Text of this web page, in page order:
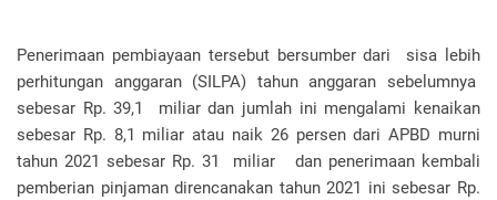
Penerimaan pembiayaan tersebut bersumber dari sisa lebih
perhitungan anggaran (SILPA) tahun anggaran sebelumnya
sebesar Rp. 39,1 miliar dan jumlah ini mengalami kenaikan
sebesar Rp. 8,1 miliar atau naik 26 persen dari APBD murni
tahun 2021 sebesar Rp. 31 miliar dan penerimaan kembali
pemberian pinjaman direncanakan tahun 2021 ini sebesar Rp.